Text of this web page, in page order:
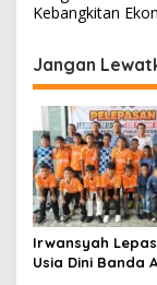
v
i
g
a
s
i
p
o
s
Kebangkitan
Jangan
Irwansyah
Usia Dini Banda